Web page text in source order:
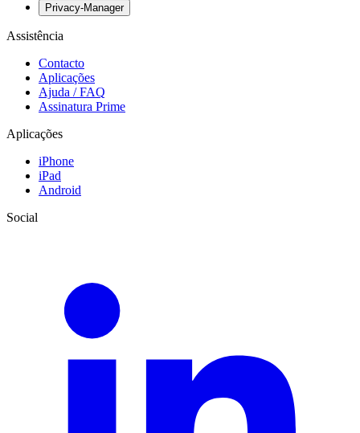
Privacy-Manager
Assistência
Contacto
Aplicações
Ajuda / FAQ
Assinatura Prime
Aplicações
iPhone
iPad
Android
Social